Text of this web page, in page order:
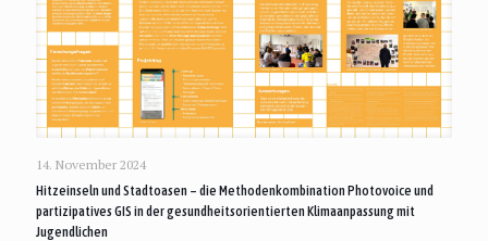
14. November 2024
Hitzeinseln und Stadtoasen – die Methodenkombination Photovoice und
partizipatives GIS in der gesundheitsorientierten Klimaanpassung mit
Jugendlichen